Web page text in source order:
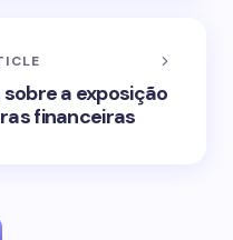
a exposição
financeiras